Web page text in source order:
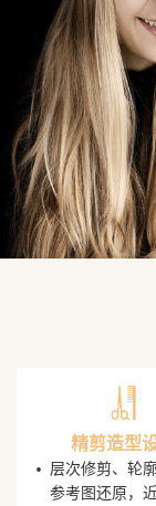
方
网
站
精剪造型
· 层次修剪、轮
参考图还原，